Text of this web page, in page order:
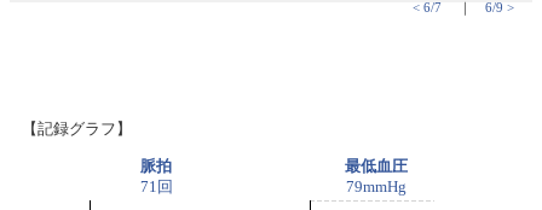
< 6/7 ｜ 6/9 >
【記録グラフ】
脈拍
71回
最低血圧
79mmHg